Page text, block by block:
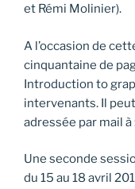
et Rémi Molinier).
A l’occasion de
cinquantaine de
Introduction to
intervenants. Il
adressée par mail à
Une seconde
du 15 au 18 avril